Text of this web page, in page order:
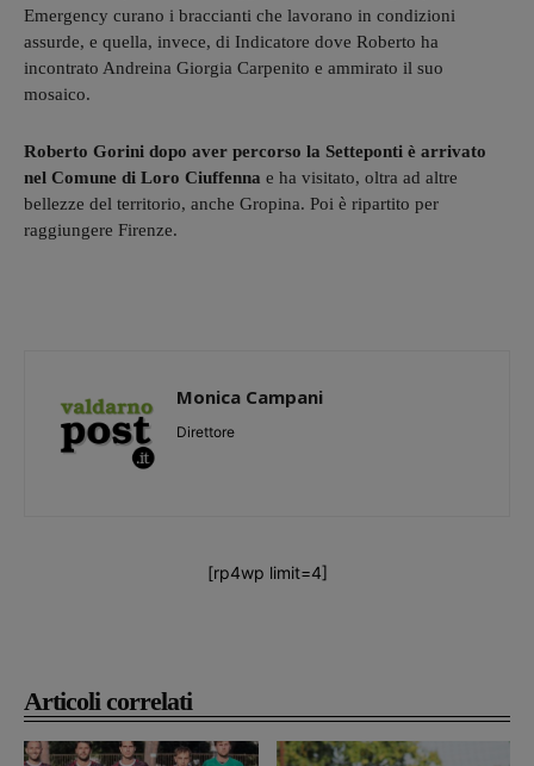
Articoli correlati
Emergency curano i braccianti che lavorano in condizioni
assurde, e quella, invece, di Indicatore dove Roberto ha
incontrato Andreina Giorgia Carpenito e ammirato il suo
mosaico.
Roberto Gorini dopo aver percorso la Setteponti è arrivato
nel Comune di Loro Ciuffenna e ha visitato, oltra ad altre
bellezze del territorio, anche Gropina. Poi è ripartito per
raggiungere Firenze.
Monica Campani
Direttore
[rp4wp limit=4]